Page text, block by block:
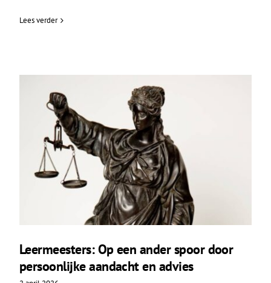
Lees verder
Leermeesters: Op een ander spoor door
persoonlijke aandacht en advies